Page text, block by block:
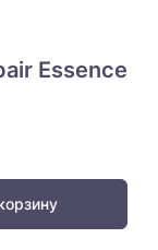
Essence